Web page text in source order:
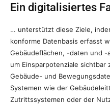
Ein digitalisiertes
… unterstützt diese Ziele,
konforme Datenbasis erfasst
Gebäudeflächen, -daten und -
um Einsparpotenziale sichtbar
Gebäude- und
Systemen wie der
Zutrittssystemen oder der